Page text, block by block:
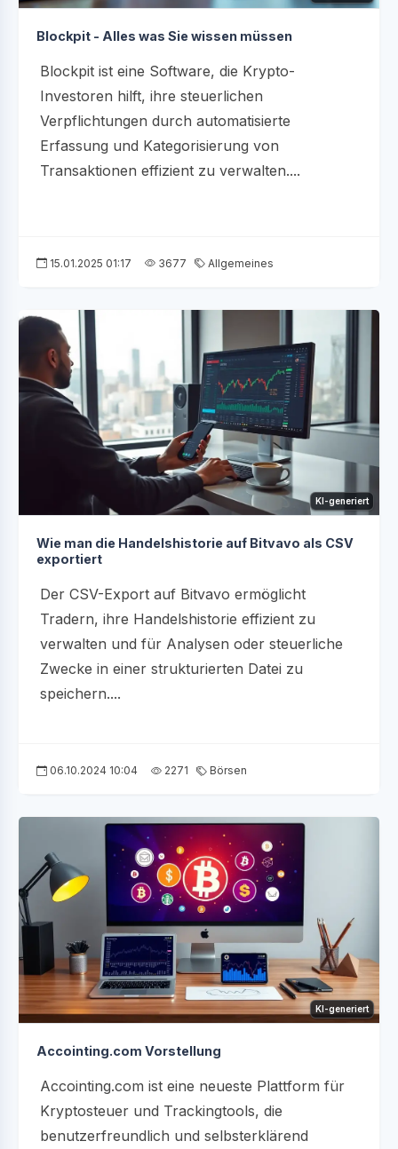
Blockpit - Alles was Sie wissen müssen
Blockpit ist eine Software, die Krypto-
Investoren hilft, ihre steuerlichen
Verpflichtungen durch automatisierte
Erfassung und Kategorisierung von
Transaktionen effizient zu verwalten....
15.01.2025 01:17 3677 Allgemeines
KI-generiert
Wie man die Handelshistorie auf Bitvavo als CSV
exportiert
Der CSV-Export auf Bitvavo ermöglicht
Tradern, ihre Handelshistorie effizient zu
verwalten und für Analysen oder steuerliche
Zwecke in einer strukturierten Datei zu
speichern....
06.10.2024 10:04 2271 Börsen
KI-generiert
Accointing.com Vorstellung
Accointing.com ist eine neueste Plattform für
Kryptosteuer und Trackingtools, die
benutzerfreundlich und selbsterklärend